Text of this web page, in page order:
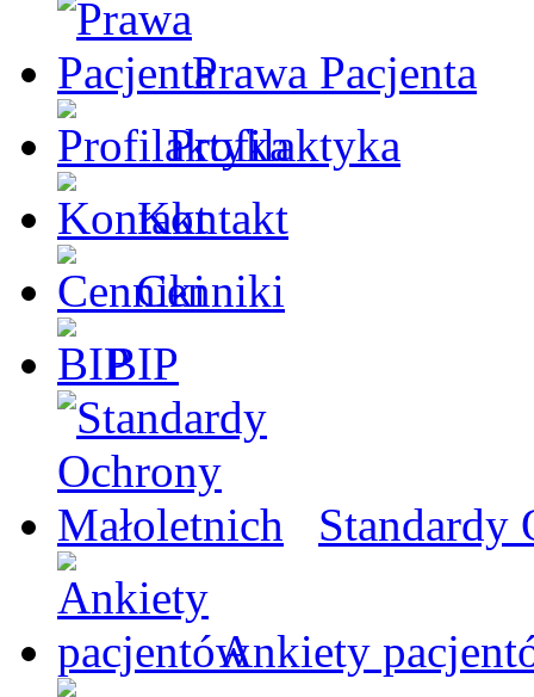
Prawa Pacjenta
Profilaktyka
Kontakt
Cenniki
BIP
Standardy
Ankiety